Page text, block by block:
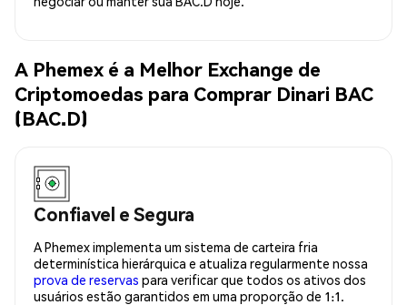
A Phemex é a Melhor Exchange de
Criptomoedas para Comprar Dinari BAC
(BAC.D)
Confiavel e Segura
A Phemex implementa um sistema de carteira fria
determinística hierárquica e atualiza regularmente nossa
prova de reservas para verificar que todos os ativos dos
usuários estão garantidos em uma proporção de 1:1.